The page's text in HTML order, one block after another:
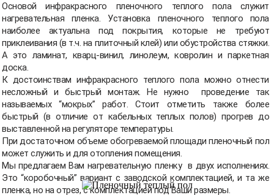
Основой инфракрасного пленочного теплого пола служит
нагревательная пленка. Установка пленочного теплого пола
наиболее актуальна под покрытия, которые не требуют
приклеивания (в т.ч. на плиточный клей) или обустройства стяжки.
А это ламинат, кварц-винил, линолеум, ковролин и паркетная
доска.
К достоинствам инфракрасного теплого пола можно отнести
несложный и быстрый монтаж. Не нужно проведение так
называемых “мокрых” работ. Стоит отметить также более
быстрый (в отличие от кабельных теплых полов) прогрев до
выставленной на регуляторе температуры.
При достаточном объеме обогреваемой площади пленочный пол
может служить и для отопления помещения.
Мы предлагаем Вам нагревательную пленку в двух исполнениях.
Это “коробочный” вариант с заводской комплектацией, и та же
пленка, но на отрез, с комплектацией под Ваши размеры.